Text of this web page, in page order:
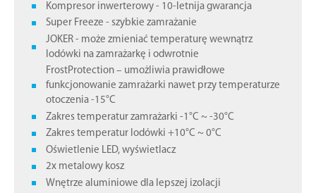
Kompresor inwerterowy - 10-letnija gwarancja
Super Freeze - szybkie zamrażanie
JOKER - może zmieniać temperaturę wewnątrz
lodówki na zamrażarkę i odwrotnie
FrostProtection – umożliwia prawidłowe
funkcjonowanie zamrażarki nawet przy temperaturze
otoczenia -15°C
Zakres temperatur zamrażarki -1°C ~ -30°C
Zakres temperatur lodówki +10°C ~ 0°C
Oświetlenie LED, wyświetlacz
2x metalowy kosz
Wnętrze aluminiowe dla lepszej izolacji